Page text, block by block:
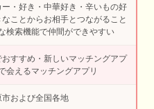
・好き・中華好き・辛いもの好
ことからお相手とつながること
検索機能で仲間ができやすい
おすすめ・新しいマッチングアプ
会えるマッチングアプリ
市および全国各地